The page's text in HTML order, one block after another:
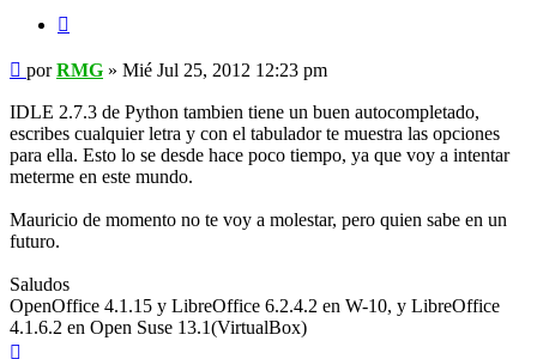
Mensaje
porRMG » Mié Jul 25, 2012 12:23 pm
IDLE 2.7.3 de Python tambien tiene un buen autocompletado,
escribes cualquier letra y con el tabulador te muestra las opciones
para ella. Esto lo se desde hace poco tiempo, ya que voy a intentar
meterme en este mundo.
Mauricio de momento no te voy a molestar, pero quien sabe en un
futuro.
Saludos
OpenOffice 4.1.15 y LibreOffice 6.2.4.2 en W-10, y LibreOffice
4.1.6.2 en Open Suse 13.1(VirtualBox)